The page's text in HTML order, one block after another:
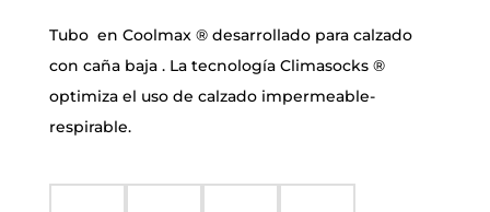
Tubo en Coolmax ® desarrollado para calzado
con caña baja . La tecnología Climasocks ®
optimiza el uso de calzado impermeable-
respirable.